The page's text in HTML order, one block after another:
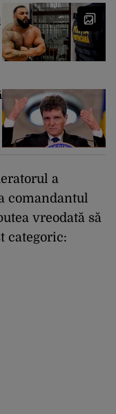
a
comandantul
vreodată să
categoric: